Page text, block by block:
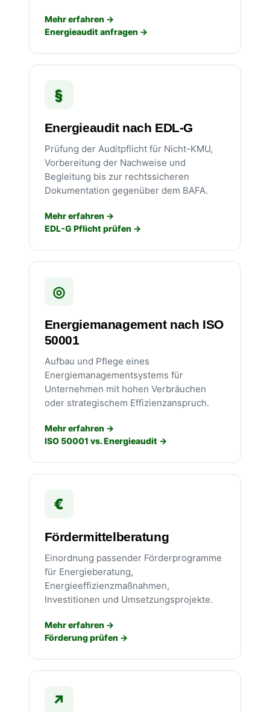
Mehr erfahren
Energieaudit anfragen
§
Energieaudit nach EDL-G
Prüfung der Auditpflicht für Nicht-KMU,
Vorbereitung der Nachweise und
Begleitung bis zur rechtssicheren
Dokumentation gegenüber dem BAFA.
Mehr erfahren
EDL-G Pflicht prüfen
◎
Energiemanagement nach ISO
50001
Aufbau und Pflege eines
Energiemanagementsystems für
Unternehmen mit hohen Verbräuchen
oder strategischem Effizienzanspruch.
Mehr erfahren
ISO 50001 vs. Energieaudit
€
Fördermittelberatung
Einordnung passender Förderprogramme
für Energieberatung,
Energieeffizienzmaßnahmen,
Investitionen und Umsetzungsprojekte.
Mehr erfahren
Förderung prüfen
↗